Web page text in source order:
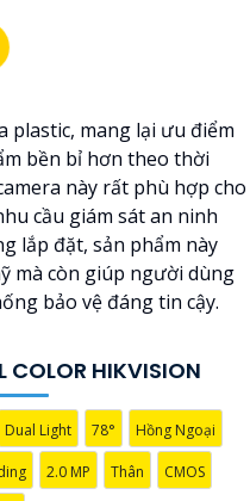
này sắc nét và chi tiết,
biệt chi tiết trong hình
plastic, mang lại ưu điểm
bền bỉ hơn theo thời
này rất phù hợp cho
cầu giám sát an ninh
lắp đặt, sản phẩm này
mà còn giúp người dùng
bảo vệ đáng tin cậy.
COLOR HIKVISION
Dual Light 78° Hồng Ngoại
2.0 MP Thân CMOS